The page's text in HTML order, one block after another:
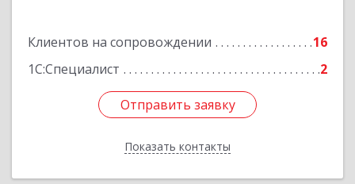
Клиентов на сопровождении
16
1С:Специалист
2
Отправить заявку
Показать контакты
Отправить заявку
Назад